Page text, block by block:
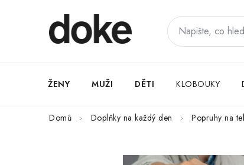
ŽENY MUŽI DĚTI KLOBOUKY
Domů Doplňky na každý den Popruhy na